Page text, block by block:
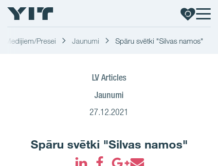
Medijiem/Presei Jaunumi Spāru svētki "Silvas namos"
LV Articles
Jaunumi
27.12.2021
Spāru svētki "Silvas namos"